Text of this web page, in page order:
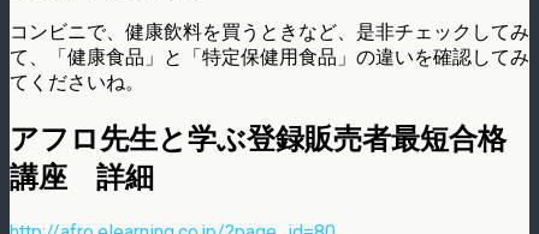
コンビニで、健康飲料を買うときなど、是非チェックしてみ
て、「健康食品」と「特定保健用食品」の違いを確認してみ
てくださいね。
アフロ先生と学ぶ登録販売者最短合格
講座 詳細